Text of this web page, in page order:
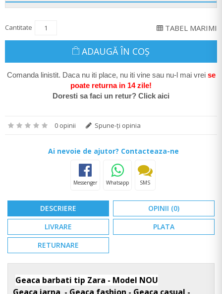
Cantitate TABEL MARIMI
ADAUGĂ ÎN COŞ
Comanda linistit. Daca nu iti place, nu iti vine sau nu-l mai vrei se
poate returna in 14 zile!
Doresti sa faci un retur? Click aici
0 opinii Spune-ţi opinia
Ai nevoie de ajutor? Contacteaza-ne
Messenger Whatsapp SMS
DESCRIERE
OPINII (0)
LIVRARE
PLATA
RETURNARE
Geaca barbati tip Zara - Model NOU